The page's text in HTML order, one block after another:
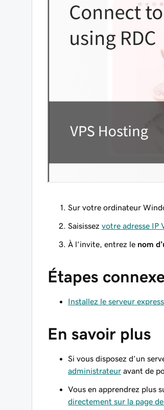
Sur votre ordinateur
Saisissez votre adresse IP
À l’invite, entrez le nom
Étapes
Installez le serveur
En savoir plus
Si vous disposez d’un
administrateur avant de
Vous en apprendrez plus
directement sur la page